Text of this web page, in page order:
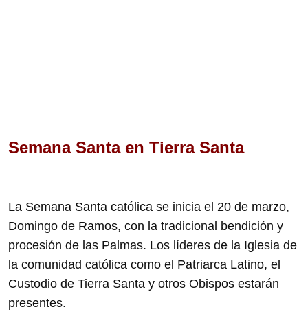
Semana Santa en Tierra Santa
La Semana Santa católica se inicia el 20 de marzo,
Domingo de Ramos, con la tradicional bendición y
procesión de las Palmas. Los líderes de la Iglesia de
la comunidad católica como el Patriarca Latino, el
Custodio de Tierra Santa y otros Obispos estarán
presentes.